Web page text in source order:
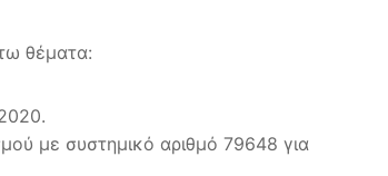
θέματα:
με συστημικό αριθμό 79648 για